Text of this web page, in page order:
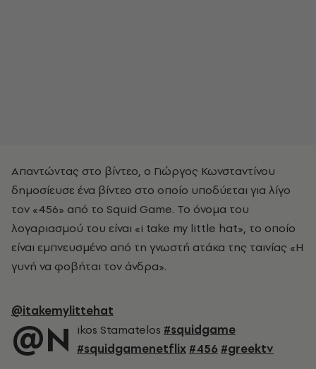
Απαντώντας στο βίντεο, ο Γιώργος Κωνσταντίνου
δημοσίευσε ένα βίντεο στο οποίο υποδύεται για λίγο
τον «456» από το Squid Game. Το όνομα του
λογαριασμού του είναι «i take my little hat», το οποίο
είναι εμπνευσμένο από τη γνωστή ατάκα της ταινίας «Η
γυνή να φοβήται τον άνδρα».
@itakemylittehat
@N ikos Stamatelos #squidgame
#squidgamenetflix #456 #greektv